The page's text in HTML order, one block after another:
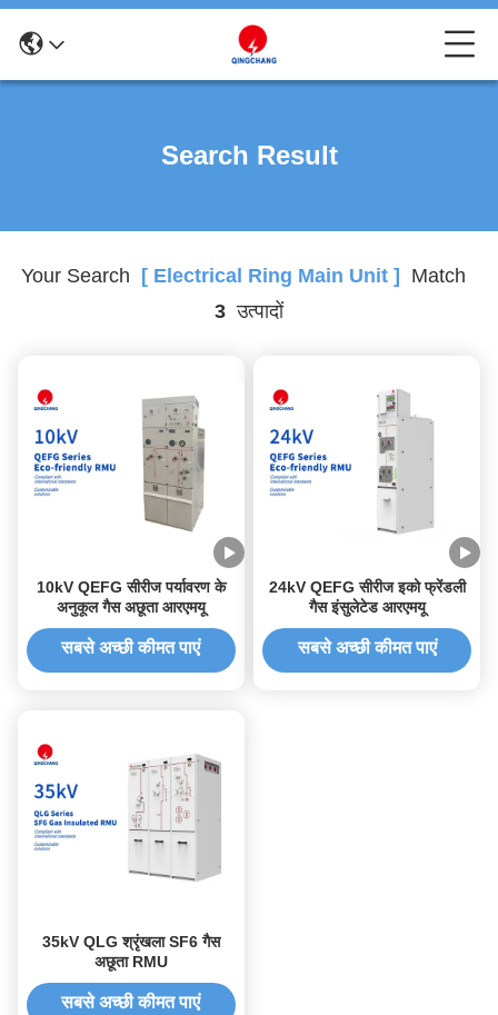
Search Result
Your Search [ Electrical Ring Main Unit ]
Match
3 उत्पादों
10kV QEFG सीरीज पर्यावरण के
अनुकूल गैस अछूता आरएमयू
सबसे अच्छी कीमत पाएं
24kV QEFG सीरीज इको फ्रेंडली
गैस इंसुलेटेड आरएमयू
सबसे अच्छी कीमत पाएं
35kV QLG श्रृंखला SF6 गैस
अछूता RMU
सबसे अच्छी कीमत पाएं